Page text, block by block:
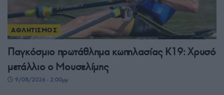
ΑΘΛΗΤΙΣΜΟΣ
Παγκόσμιο πρωτάθλημα κωπηλασίας Κ19: Χρυσό
μετάλλιο ο Μουσελίμης
9/08/2026 - 2:00μμ